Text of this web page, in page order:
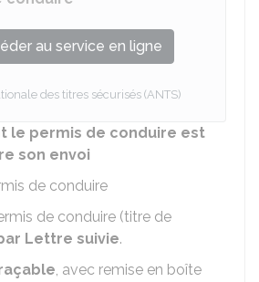
au service en ligne
des titres sécurisés (ANTS)
le permis de conduire est
son envoi
de conduire
de conduire (titre de
Lettre suivie.
, avec remise en boîte